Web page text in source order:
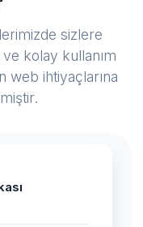
sizlere
kolay kullanım
ihtiyaçlarına